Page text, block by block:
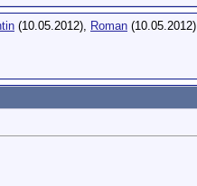
(10.05.2012), Roman (10.05.2012)